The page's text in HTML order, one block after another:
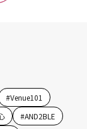
#Venue101
#AND2BLE